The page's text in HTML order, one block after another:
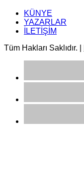
KÜNYE
YAZARLAR
İLETİŞİM
Tüm Hakları Saklıdır. |